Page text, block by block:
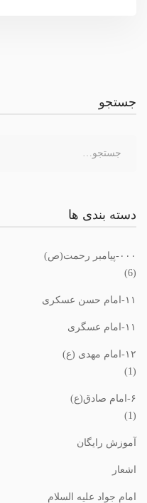
جستجو
برای:
دسته بندی ها
٠٠٠-پیامبر رحمت(ص)
(6)
١١-امام حسن عسکری
١١-امام عسگری
١٢-امام مهدی (ع)
(1)
۶-امام صادق(ع)
(1)
آموزش رایگان
اشعار
امام جواد علیه السلام